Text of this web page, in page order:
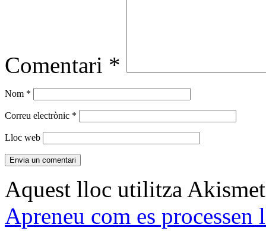
Comentari *
Nom *
Correu electrònic *
Lloc web
Aquest lloc utilitza
Apreneu com es processen